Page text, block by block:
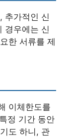
추가적인 신
경우에는 신
한 서류를 제
이체한도를
정 기간 동안
도 하니, 관